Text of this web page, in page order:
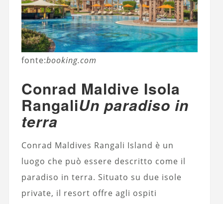
fonte:booking.com
Conrad Maldive Isola
RangaliUn paradiso in
terra
Conrad Maldives Rangali Island è un
luogo che può essere descritto come il
paradiso in terra. Situato su due isole
private, il resort offre agli ospiti